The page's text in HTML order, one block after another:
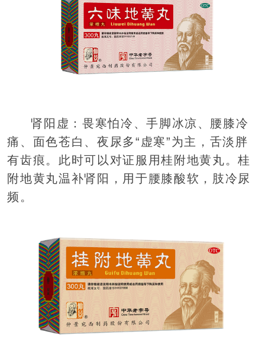
肾阳虚：畏寒怕冷、手脚冰凉、腰膝冷
痛、面色苍白、夜尿多“虚寒”为主，舌淡胖
有齿痕。此时可以对证服用桂附地黄丸。桂
附地黄丸温补肾阳，用于腰膝酸软，肢冷尿
频。